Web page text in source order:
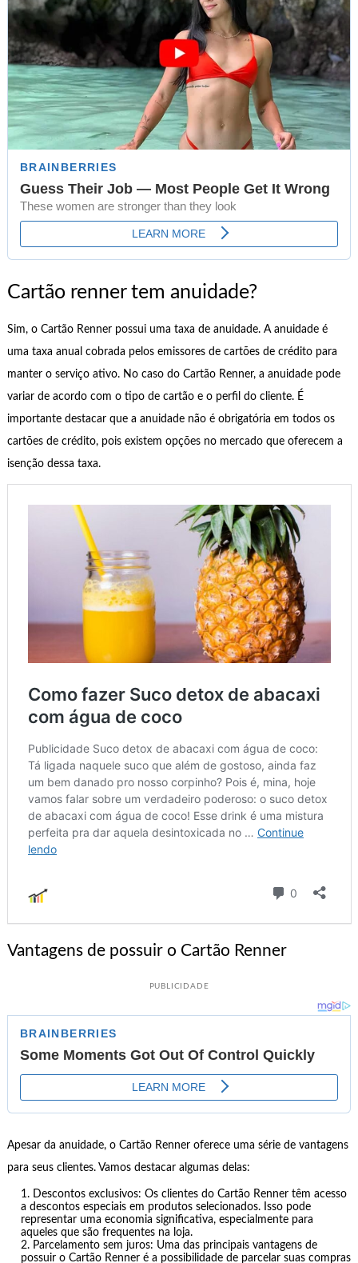
Cartão renner tem anuidade?
Sim, o Cartão Renner possui uma taxa de anuidade. A anuidade é
uma taxa anual cobrada pelos emissores de cartões de crédito para
manter o serviço ativo. No caso do Cartão Renner, a anuidade pode
variar de acordo com o tipo de cartão e o perfil do cliente. É
importante destacar que a anuidade não é obrigatória em todos os
cartões de crédito, pois existem opções no mercado que oferecem a
isenção dessa taxa.
Vantagens de possuir o Cartão Renner
PUBLICIDADE
Apesar da anuidade, o Cartão Renner oferece uma série de vantagens
para seus clientes. Vamos destacar algumas delas:
Descontos exclusivos: Os clientes do Cartão Renner têm acesso
a descontos especiais em produtos selecionados. Isso pode
representar uma economia significativa, especialmente para
aqueles que são frequentes na loja.
Parcelamento sem juros: Uma das principais vantagens de
possuir o Cartão Renner é a possibilidade de parcelar suas compras